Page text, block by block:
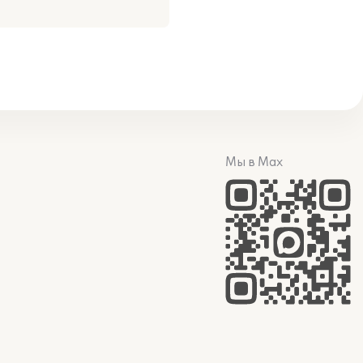
Мы в Max